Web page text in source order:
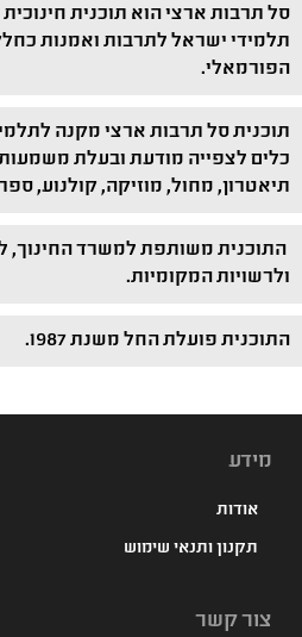
סל תרבות ארצי הוא תוכנית
תלמידי ישראל לתרבות ואמנות
הפורמאלי.
תוכנית סל תרבות ארצי מקנה
כלים לצפייה מודעת ובעלת
תיאטרון, מחול, מוזיקה, קולנוע,
התוכנית משותפת למשרד החינוך,
ולרשויות המקומיות.
התוכנית פועלת החל משנת 1987.
מידע
אודות
תקנון ותנאי שימוש
צור קשר